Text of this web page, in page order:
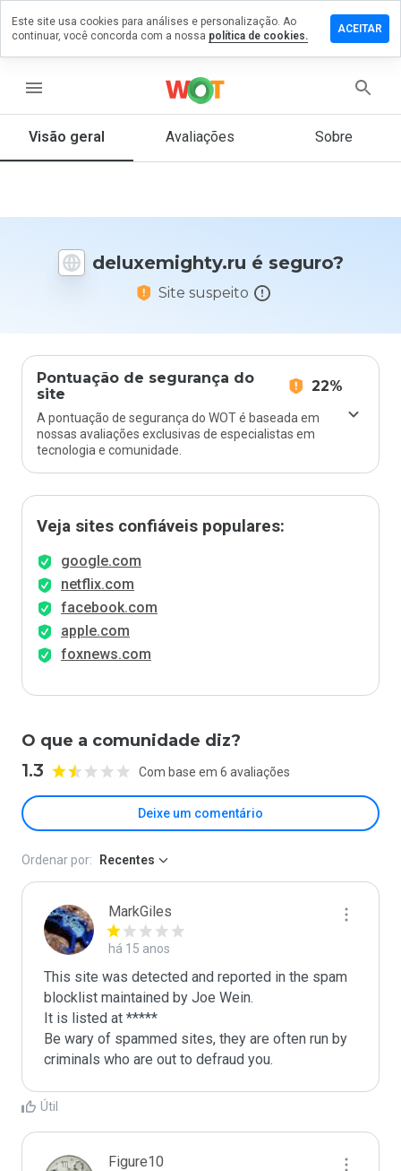
menu
Visão geral Avaliações Sobre
deluxemighty.ru é seguro?
Site suspeito
Pontuação de segurança do
site
22%
A pontuação de segurança do WOT é baseada em
nossas avaliações exclusivas de especialistas em
tecnologia e comunidade.
Veja sites confiáveis populares:
google.com
netflix.com
facebook.com
apple.com
foxnews.com
O que a comunidade diz?
1.3 Com base em 6 avaliações
Deixe um comentário
um
em
De 1
nota
Ordenar por: Recentes
MarkGiles
há 15 anos
This site was detected and reported in the spam
blocklist maintained by Joe Wein.
It is listed at *****
Be wary of spammed sites, they are often run by
criminals who are out to defraud you.
Útil
Figure10
Este site usa cookies para análises e personalização. Ao
continuar, você concorda com a nossa política de cookies.
ACEITAR